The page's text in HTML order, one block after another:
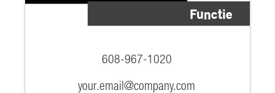
608-967-1020
your.email@company.com
Functie